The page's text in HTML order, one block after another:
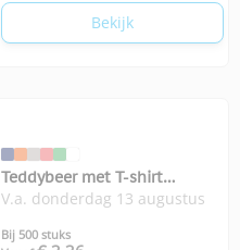
Bekijk
Teddybeer met T-shirt
Johnny-T
V.a. donderdag 13 augustus
Bij 500 stuks